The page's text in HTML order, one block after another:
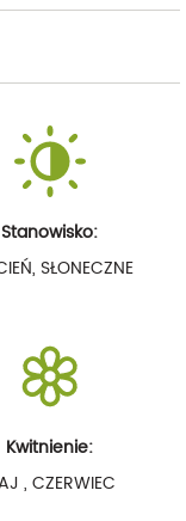
Stanowisko:
SŁONECZNE
Kwitnienie:
, CZERWIEC